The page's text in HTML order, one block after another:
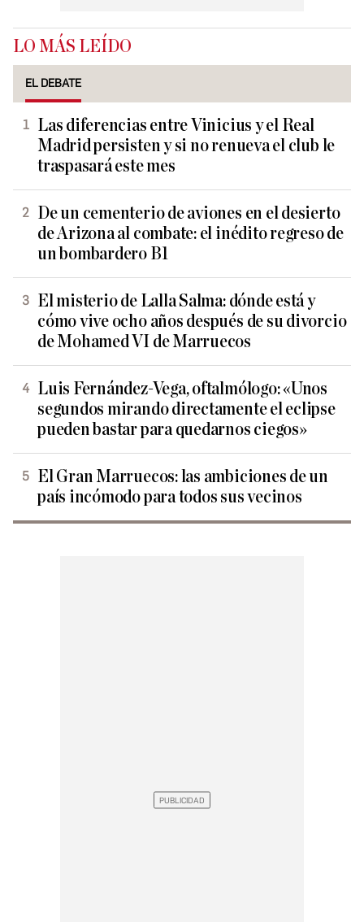
LO MÁS LEÍDO
EL DEBATE
Las diferencias entre Vinicius y el Real
Madrid persisten y si no renueva el club le
traspasará este mes
De un cementerio de aviones en el desierto
de Arizona al combate: el inédito regreso de
un bombardero B1
El misterio de Lalla Salma: dónde está y
cómo vive ocho años después de su divorcio
de Mohamed VI de Marruecos
Luis Fernández-Vega, oftalmólogo: «Unos
segundos mirando directamente el eclipse
pueden bastar para quedarnos ciegos»
El Gran Marruecos: las ambiciones de un
país incómodo para todos sus vecinos